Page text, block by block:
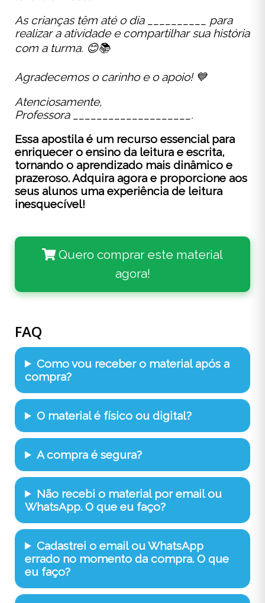
As crianças têm até o dia __________ para
realizar a atividade e compartilhar sua história
com a turma. 😊📚
Agradecemos o carinho e o apoio! 💙
Atenciosamente,
Professora ____________________.
Essa apostila é um recurso essencial para
enriquecer o ensino da leitura e escrita,
tornando o aprendizado mais dinâmico e
prazeroso. Adquira agora e proporcione aos
seus alunos uma experiência de leitura
inesquecível!
Quero comprar este material
agora!
FAQ
Como vou receber o material após a
compra?
O material é físico ou digital?
A compra é segura?
Não recebi o material por email ou
WhatsApp. O que eu faço?
Cadastrei o email ou WhatsApp
errado no momento da compra. O que
eu faço?